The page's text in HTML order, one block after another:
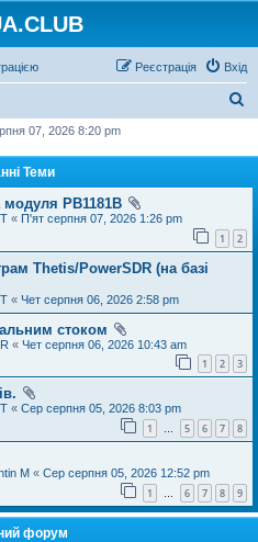
Вхід
Реєстрація
07, 2026 8:20 pm
Теми
модуля PB1181B
« П'ят серпня 07, 2026 1:26 pm
1 2
Thetis/PowerSDR (на базі
« Чет серпня 06, 2026 2:58 pm
стоком
« Чет серпня 06, 2026 10:43 am
1 2 3
« Сер серпня 05, 2026 8:03 pm
1 … 5 6 7 8
M « Сер серпня 05, 2026 12:52 pm
1 … 6 7 8 9
форум